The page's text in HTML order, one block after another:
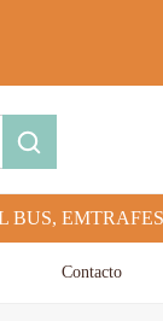
Contacto